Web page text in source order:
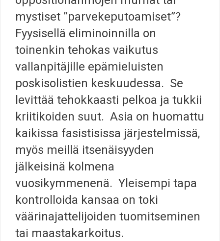
mystiset ”parvekeputoamiset”?
Fyysisellä eliminoinnilla on
toinenkin tehokas vaikutus
vallanpitäjille epämieluisten
poskisolistien keskuudessa. Se
levittää tehokkaasti pelkoa ja tukkii
kriitikoiden suut. Asia on huomattu
kaikissa fasistisissa järjestelmissä,
myös meillä itsenäisyyden
jälkeisinä kolmena
vuosikymmenenä. Yleisempi tapa
kontrolloida kansaa on toki
väärinajattelijoiden tuomitseminen
tai maastakarkoitus.